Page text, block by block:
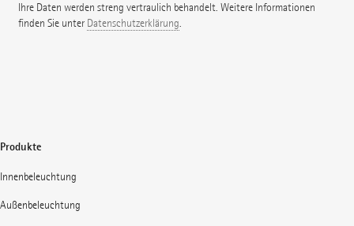
Ihre Daten werden streng vertraulich behandelt. Weitere Informationen
finden Sie unter Datenschutzerklärung.
Produkte
Innenbeleuchtung
Außenbeleuchtung